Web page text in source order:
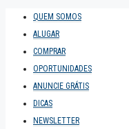
QUEM SOMOS
ALUGAR
COMPRAR
OPORTUNIDADES
ANUNCIE GRÁTIS
DICAS
NEWSLETTER